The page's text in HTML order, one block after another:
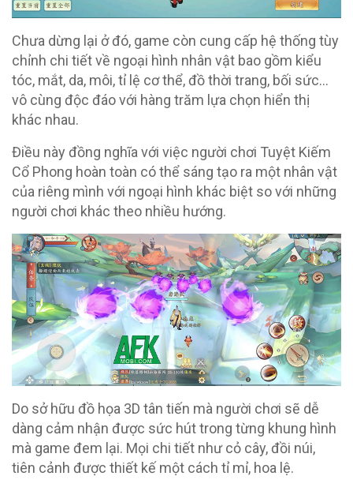
Chưa dừng lại ở đó, game còn cung cấp hệ thống tùy
chỉnh chi tiết về ngoại hình nhân vật bao gồm kiểu
tóc, mắt, da, môi, tỉ lệ cơ thể, đồ thời trang, bối sức…
vô cùng độc đáo với hàng trăm lựa chọn hiển thị
khác nhau.
Điều này đồng nghĩa với việc người chơi Tuyệt Kiếm
Cổ Phong hoàn toàn có thể sáng tạo ra một nhân vật
của riêng mình với ngoại hình khác biệt so với những
người chơi khác theo nhiều hướng.
Do sở hữu đồ họa 3D tân tiến mà người chơi sẽ dễ
dàng cảm nhận được sức hút trong từng khung hình
mà game đem lại. Mọi chi tiết như cỏ cây, đồi núi,
tiên cảnh được thiết kế một cách tỉ mỉ, hoa lệ.